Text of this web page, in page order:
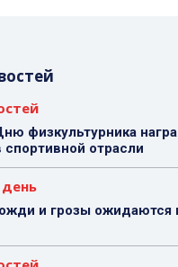
физкультурника
спортивной отрасли
и грозы ожидаются